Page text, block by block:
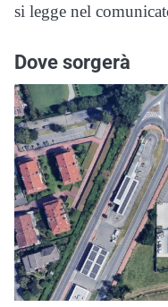
si legge nel
Dove sorgerà